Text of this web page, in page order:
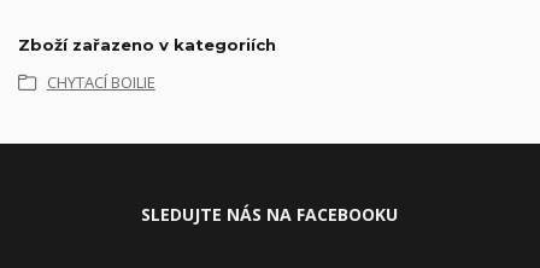
Zboží zařazeno v kategoriích
CHYTACÍ BOILIE
SLEDUJTE NÁS NA FACEBOOKU